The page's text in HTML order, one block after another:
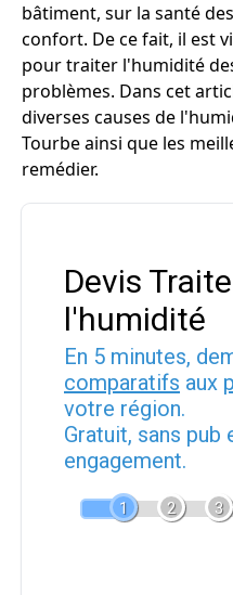
bâtiment, sur la santé
confort. De ce fait, il est
pour traiter l'humidité
problèmes. Dans cet
diverses causes de
Tourbe ainsi que les
remédier.
Devis
l'humidité
En 5 minutes,
comparatifs aux
votre région.
Gratuit, sans pub
engagement.
1 2 3